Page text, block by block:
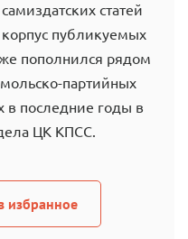
статей
публикуемых
пополнился рядом
партийных
в последние годы в
ЦК КПСС.
избранное